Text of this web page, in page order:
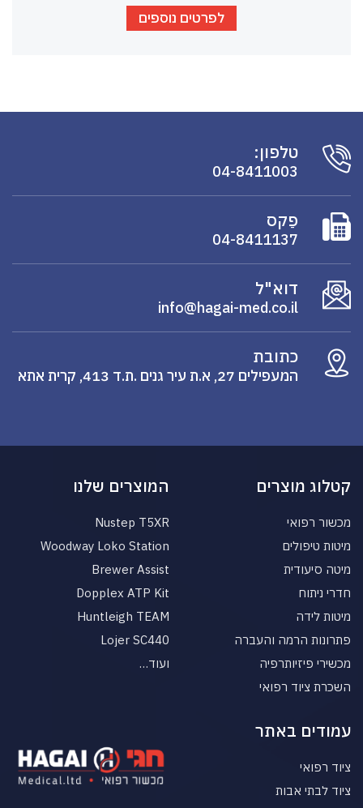
לפרטים נוספים
טלפון:
04-8411003
פַקס
04-8411137
דוא"ל
info@hagai-med.co.il
כתובת
המעפילים 27, א.ת עיר גנים .ת.ד 413, קרית אתא
קטלוג מוצרים
מכשור רפואי
מיטות טיפולים
מיטה סיעודית
חדרי ניתוח
מיטות לידה
פתרונות הרמה והעברה
מכשירי פיזיותרפיה
השכרת ציוד רפואי
המוצרים שלנו
Nustep T5XR
Woodway Loko Station
Brewer Assist
Dopplex ATP Kit
Huntleigh TEAM
Lojer SC440
ועוד…
עמודים באתר
ציוד רפואי
ציוד לבתי אבות